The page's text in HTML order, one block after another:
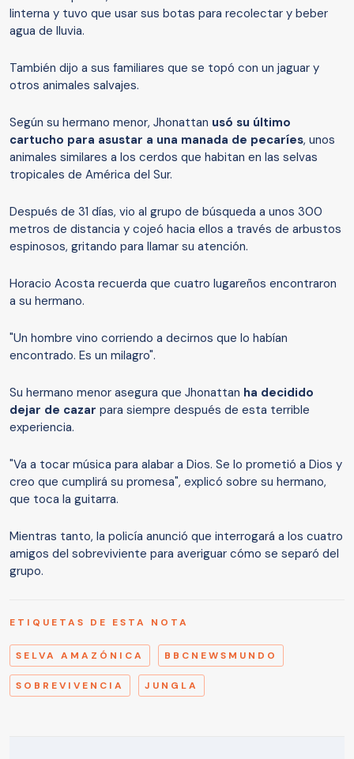
linterna y tuvo que usar sus botas para recolectar y beber
agua de lluvia.
También dijo a sus familiares que se topó con un jaguar y
otros animales salvajes.
Según su hermano menor, Jhonattan usó su último
cartucho para asustar a una manada de pecaríes, unos
animales similares a los cerdos que habitan en las selvas
tropicales de América del Sur.
Después de 31 días, vio al grupo de búsqueda a unos 300
metros de distancia y cojeó hacia ellos a través de arbustos
espinosos, gritando para llamar su atención.
Horacio Acosta recuerda que cuatro lugareños encontraron
a su hermano.
"Un hombre vino corriendo a decirnos que lo habían
encontrado. Es un milagro".
Su hermano menor asegura que Jhonattan ha decidido
dejar de cazar para siempre después de esta terrible
experiencia.
"Va a tocar música para alabar a Dios. Se lo prometió a Dios y
creo que cumplirá su promesa", explicó sobre su hermano,
que toca la guitarra.
Mientras tanto, la policía anunció que interrogará a los cuatro
amigos del sobreviviente para averiguar cómo se separó del
grupo.
ETIQUETAS DE ESTA NOTA
SELVA AMAZÓNICA BBCNEWSMUNDO
SOBREVIVENCIA JUNGLA